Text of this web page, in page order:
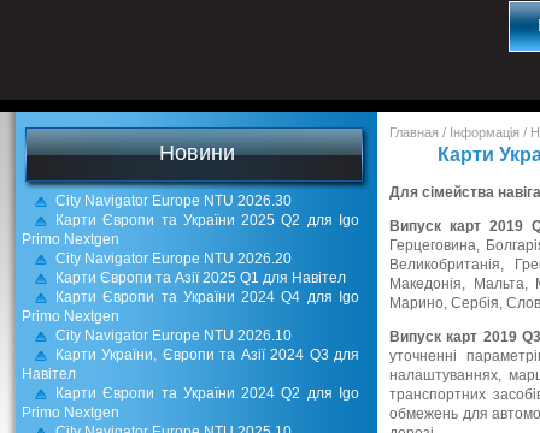
Новини
City Navigator Europe NTU 2026.30
Карти Європи та України 2025 Q2 для Igo
Primo Nextgen
City Navigator Europe NTU 2026.20
Карти Європи та Азії 2025 Q1 для Навітел
Карти Європи та України 2024 Q4 для Igo
Primo Nextgen
City Navigator Europe NTU 2026.10
Карти України, Європи та Азії 2024 Q3 для
Навітел
Карти Європи та України 2024 Q2 для Igo
Primo Nextgen
Главная / Інформація /
Карти
Для сімейства
Випуск карт 2019
Герцеговина,
Великобританія,
Македонія, Мальта,
Марино, Сербія,
Випуск карт 2019 Q3
уточненні
налаштуваннях,
транспортних
обмежень для